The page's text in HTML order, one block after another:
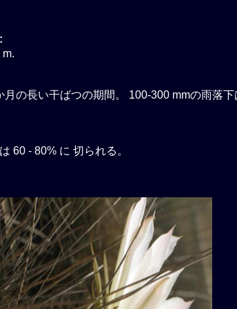
月の長い干ばつの期間。 100-300 mmの雨落
60 - 80% に 切られる。